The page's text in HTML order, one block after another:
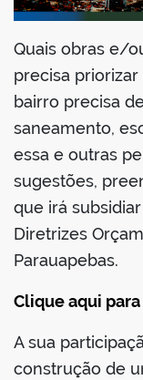
Quais obras e/
precisa
bairro precisa
saneamento,
essa e outras
sugestões,
que irá
Diretrizes
Parauapebas.
Clique aqui
A sua
construção de